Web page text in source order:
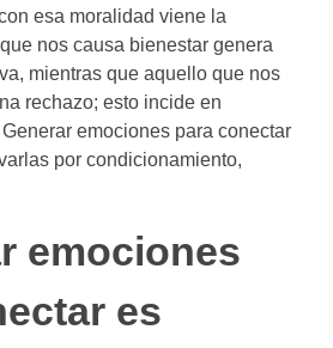
esa moralidad viene la
nos causa bienestar genera
mientras que aquello que nos
rechazo; esto incide en
emociones para conectar
por condicionamiento,
emociones
es